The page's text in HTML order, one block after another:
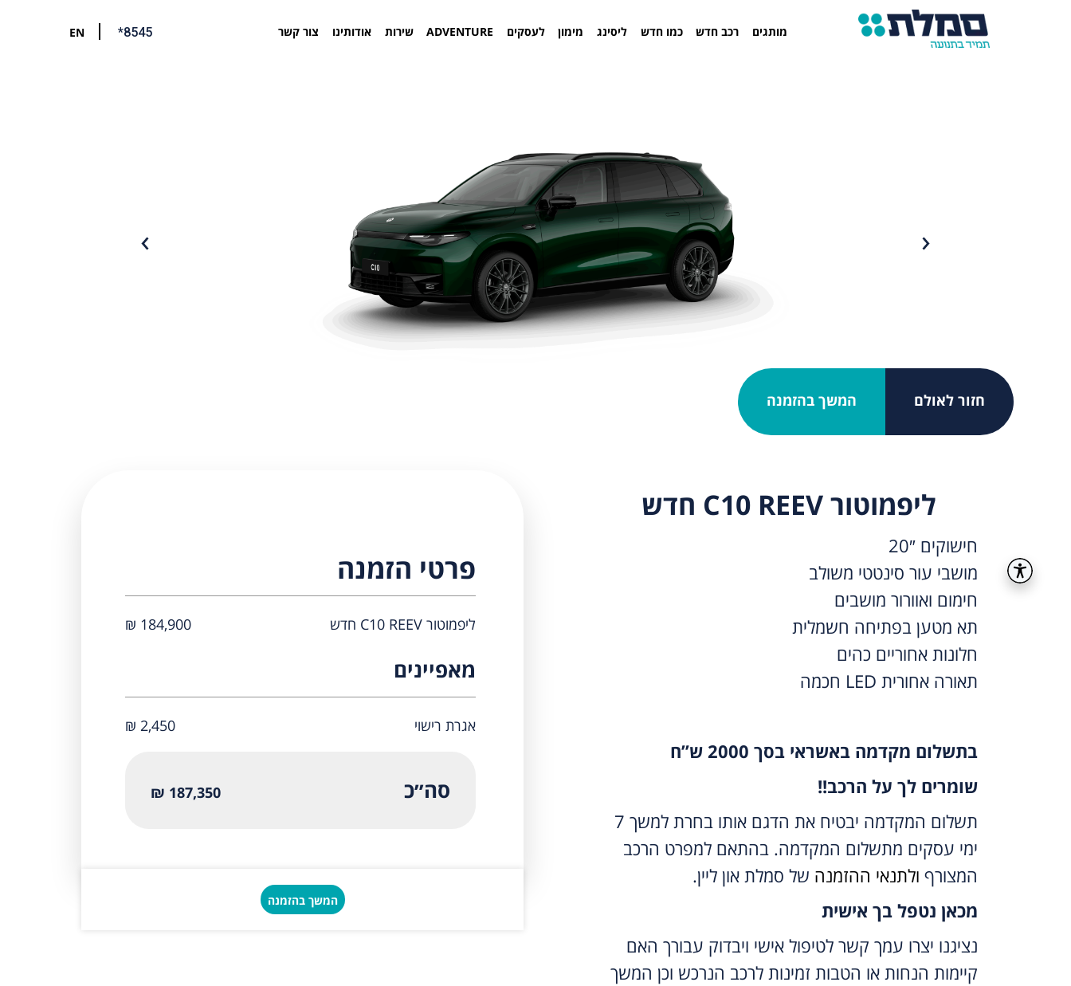
מותגים רכב חדש כמו חדש ליסינג מימון לעסקים ADVENTURE שירות אודותינו צור קשר *8545
EN
חזור לאולם המשך בהזמנה
ליפמוטור C10 REEV חדש
חישוקים 20″
מושבי עור סינטטי משולב
חימום ואוורור מושבים
תא מטען בפתיחה חשמלית
חלונות אחוריים כהים
תאורה אחורית LED חכמה
בתשלום מקדמה באשראי בסך 2000 ש”ח
שומרים לך על הרכב!!
תשלום המקדמה יבטיח את הדגם אותו בחרת למשך 7
ימי עסקים מתשלום המקדמה. בהתאם למפרט הרכב
המצורף ולתנאי ההזמנה של סמלת און ליין.
מכאן נטפל בך אישית
נציגנו יצרו עמך קשר לטיפול אישי ויבדוק עבורך האם
קיימות הנחות או הטבות זמינות לרכב הנרכש וכן המשך
פרטי הזמנה
ליפמוטור C10 REEV חדש 184,900 ₪
מאפיינים
אגרת רישוי ₪ 2,450
סה״כ 187,350 ₪
המשך בהזמנה